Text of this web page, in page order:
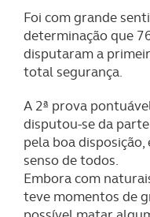
Foi com grande
determinação que
disputaram a
total segurança.
A 2ª prova
disputou-se da
pela boa
senso de todos.
Embora com
teve momentos de